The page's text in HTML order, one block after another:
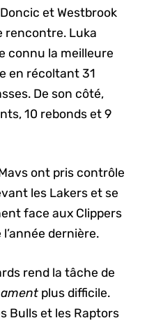
et Westbrook
rencontre. Luka
connu la meilleure
en récoltant 31
De son côté,
10 rebonds et 9
ont pris contrôle
les Lakers et se
face aux Clippers
dernière.
rend la tâche de
plus difficile.
Bulls et les Raptors